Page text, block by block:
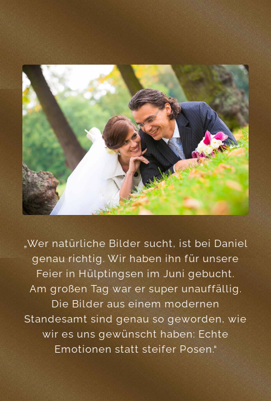
„Wer natürliche Bilder sucht, ist bei Daniel
genau richtig. Wir haben ihn für unsere
Feier in Hülptingsen im Juni gebucht.
Am großen Tag war er super unauffällig.
Die Bilder aus einem modernen
Standesamt sind genau so geworden, wie
wir es uns gewünscht haben: Echte
Emotionen statt steifer Posen.“